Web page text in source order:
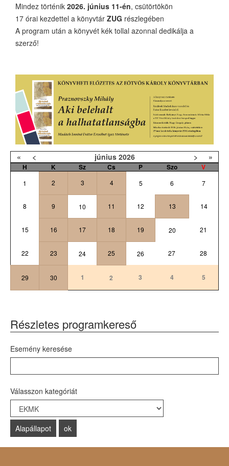
Mindez történik 2026. június 11-én, csütörtökön
17 órai kezdettel a könyvtár ZUG részlegében
A program után a könyvét kék tollal azonnal dedikálja a
szerző!
« < június 2026 > »
H K Sz Cs P Szo V
1 2 3 4 5 6 7
8 9 10 11 12 13 14
15 16 17 18 19 20 21
22 23 24 25 26 27 28
29 30 1 2 3 4 5
Részletes programkereső
Esemény keresése
Válasszon kategóriát
Select a Category to filter list